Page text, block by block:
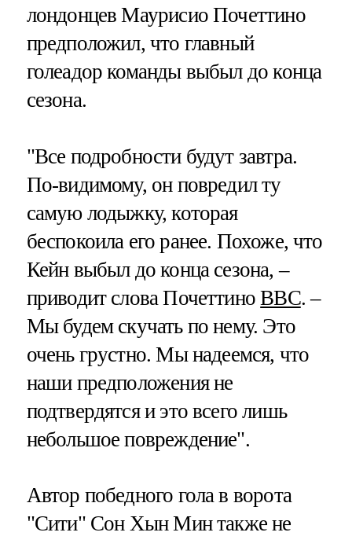
лондонцев Маурисио Почеттино
предположил, что главный
голеадор команды выбыл до конца
сезона.
"Все подробности будут завтра.
По-видимому, он повредил ту
самую лодыжку, которая
беспокоила его ранее. Похоже, что
Кейн выбыл до конца сезона, –
приводит слова ПочеттиноBBC. –
Мы будем скучать по нему. Это
очень грустно. Мы надеемся, что
наши предположения не
подтвердятся и это всего лишь
небольшое повреждение".
Автор победного гола в ворота
"Сити" Сон Хын Мин также не